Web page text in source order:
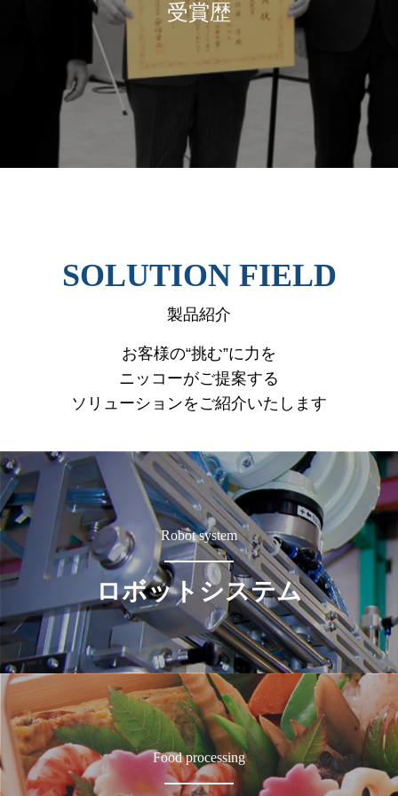
受賞歴
SOLUTION FIELD
製品紹介
お客様の“挑む”に力を
ニッコーがご提案する
ソリューションをご紹介いたします
Robot system
ロボットシステム
Food processing